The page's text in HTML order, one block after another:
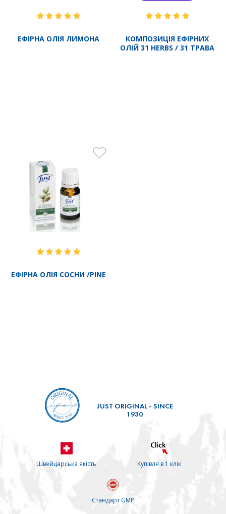
ЕФІРНА ОЛІЯ ЛИМОНА
КОМПОЗИЦІЯ ЕФІРНИХ
ОЛІЙ 31 HERBS / 31 ТРАВА
ЕФІРНА ОЛІЯ СОСНИ /PINE
JUST ORIGINAL - SINCE
1930
Швейцарська якість Купівля в 1 клік
Стандарт GMP